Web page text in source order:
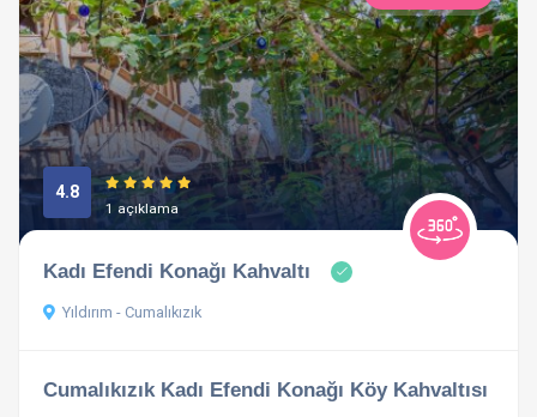
4.8
1 açıklama
Kadı Efendi Konağı Kahvaltı
Yıldırım - Cumalıkızık
Cumalıkızık Kadı Efendi Konağı Köy Kahvaltısı